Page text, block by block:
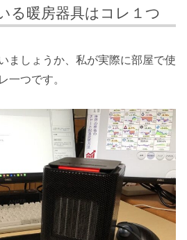
る暖房器具はコレ１つ
ましょうか、私が実際に部屋で使
一つです。